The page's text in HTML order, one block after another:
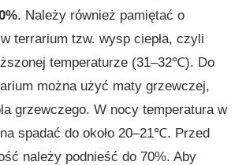
. Należy również pamiętać o
terrarium tzw. wysp ciepła, czyli
temperaturze (31–32℃). Do
można użyć maty grzewczej,
grzewczego. W nocy temperatura w
spadać do około 20–21℃. Przed
należy podnieść do 70%. Aby